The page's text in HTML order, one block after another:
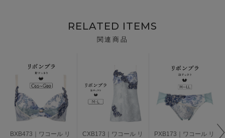
RELATED ITEMS
関連商品
BXB473｜ワコール リ
CXB173｜ワコール リ
PXB173｜ワコール リ